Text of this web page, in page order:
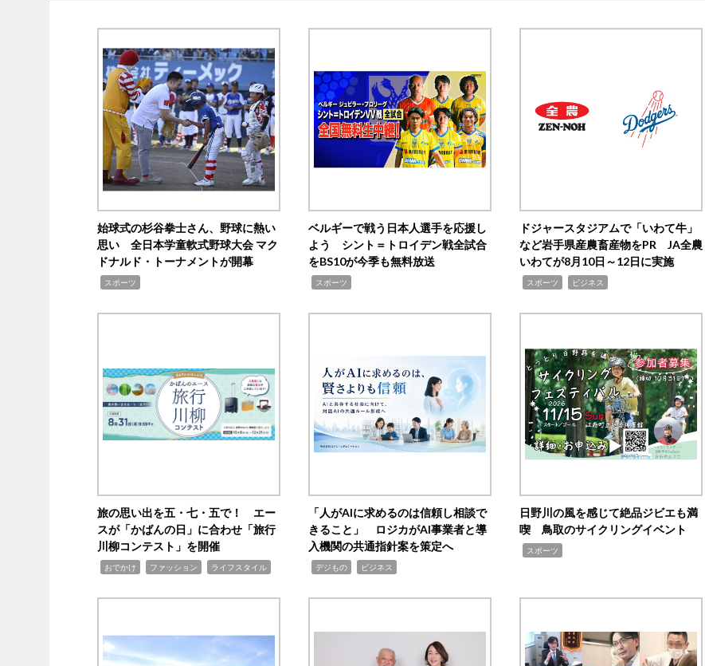
始球式の杉谷拳士さん、野球に熱い
思い 全日本学童軟式野球大会 マク
ドナルド・トーナメントが開幕
スポーツ
ベルギーで戦う日本人選手を応援し
よう シント＝トロイデン戦全試合
をBS10が今季も無料放送
スポーツ
ドジャースタジアムで「いわて牛」
など岩手県産農畜産物をPR JA全農
いわてが8月10日～12日に実施
スポーツ ビジネス
旅の思い出を五・七・五で！ エー
スが「かばんの日」に合わせ「旅行
川柳コンテスト」を開催
おでかけ ファッション ライフスタイル
「人がAIに求めるのは信頼し相談で
きること」 ロジカがAI事業者と導
入機関の共通指針案を策定へ
デジもの ビジネス
日野川の風を感じて絶品ジビエも満
喫 鳥取のサイクリングイベント
スポーツ